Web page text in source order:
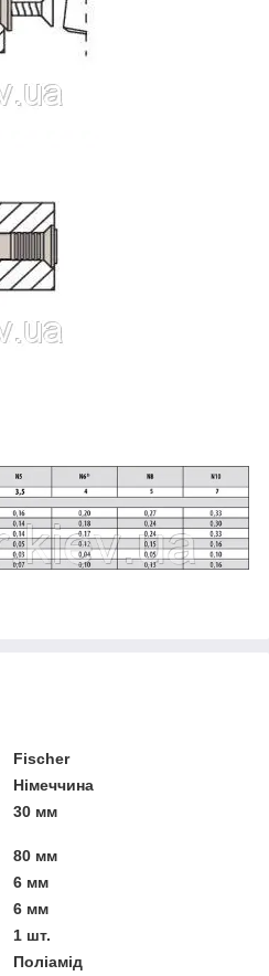
Fischer
Німеччина
30 мм
80 мм
6 мм
6 мм
1 шт.
Поліамід